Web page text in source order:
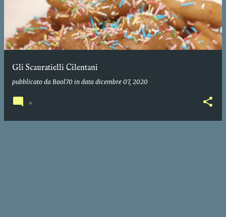
Gli Scauratielli Cilentani
pubblicato da Baol70 in data dicembre 07, 2020
0